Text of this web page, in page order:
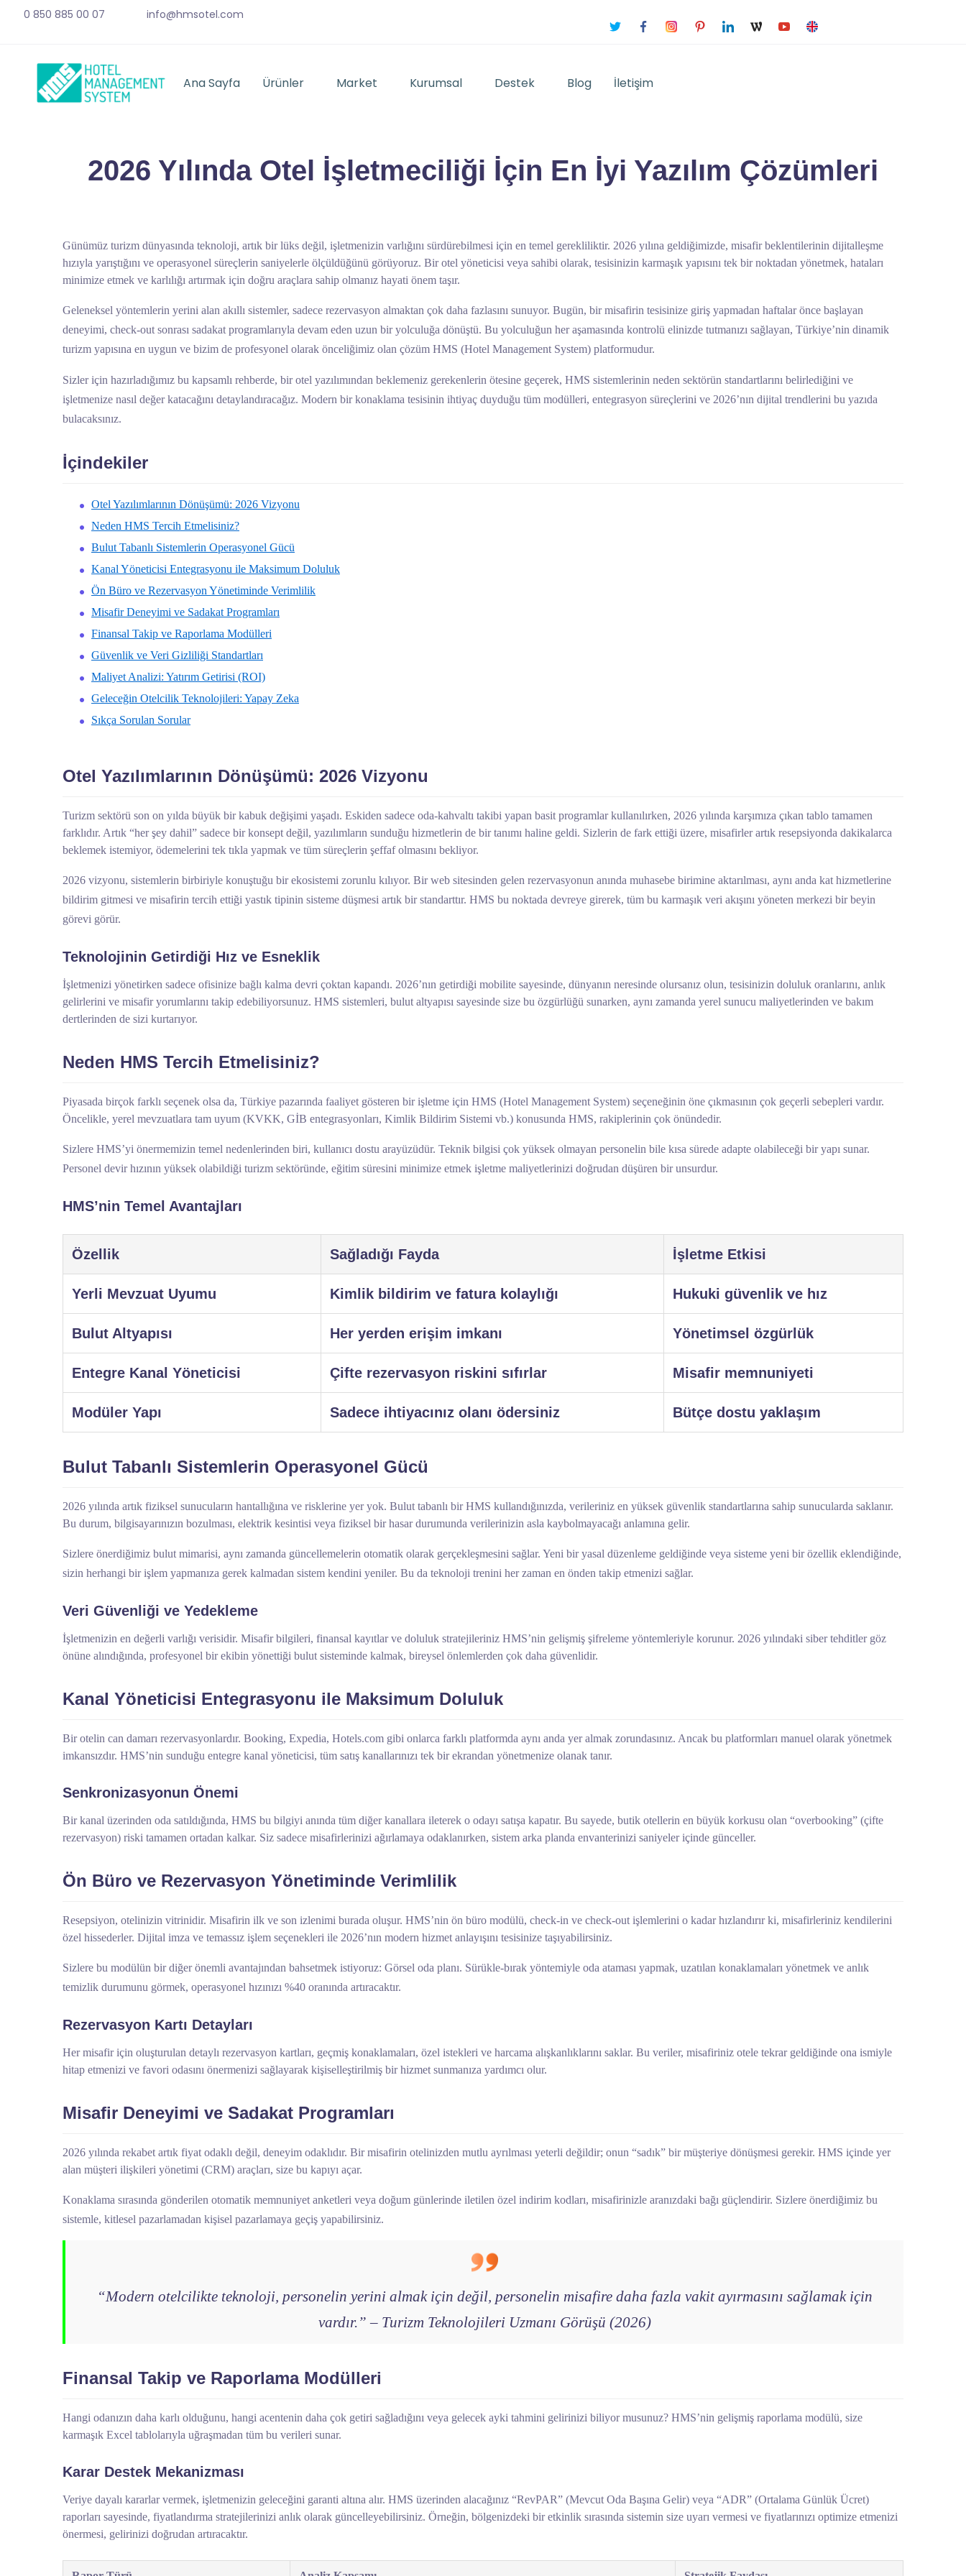
0 850 885 00 07 info@hmsotel.com
Ana Sayfa Ürünler Market Kurumsal Destek Blog İletişim
2026 Yılında Otel İşletmeciliği İçin En İyi Yazılım Çözümleri
Günümüz turizm dünyasında teknoloji, artık bir lüks değil, işletmenizin varlığını sürdürebilmesi için en temel gerekliliktir. 2026 yılına geldiğimizde, misafir beklentilerinin dijitalleşme
hızıyla yarıştığını ve operasyonel süreçlerin saniyelerle ölçüldüğünü görüyoruz. Bir otel yöneticisi veya sahibi olarak, tesisinizin karmaşık yapısını tek bir noktadan yönetmek, hataları
minimize etmek ve karlılığı artırmak için doğru araçlara sahip olmanız hayati önem taşır.
Geleneksel yöntemlerin yerini alan akıllı sistemler, sadece rezervasyon almaktan çok daha fazlasını sunuyor. Bugün, bir misafirin tesisinize giriş yapmadan haftalar önce başlayan
deneyimi, check-out sonrası sadakat programlarıyla devam eden uzun bir yolculuğa dönüştü. Bu yolculuğun her aşamasında kontrolü elinizde tutmanızı sağlayan, Türkiye’nin dinamik
turizm yapısına en uygun ve bizim de profesyonel olarak önceliğimiz olan çözüm HMS (Hotel Management System) platformudur.
Sizler için hazırladığımız bu kapsamlı rehberde, bir otel yazılımından beklemeniz gerekenlerin ötesine geçerek, HMS sistemlerinin neden sektörün standartlarını belirlediğini ve
işletmenize nasıl değer katacağını detaylandıracağız. Modern bir konaklama tesisinin ihtiyaç duyduğu tüm modülleri, entegrasyon süreçlerini ve 2026’nın dijital trendlerini bu yazıda
bulacaksınız.
İçindekiler
Otel Yazılımlarının Dönüşümü: 2026 Vizyonu
Neden HMS Tercih Etmelisiniz?
Bulut Tabanlı Sistemlerin Operasyonel Gücü
Kanal Yöneticisi Entegrasyonu ile Maksimum Doluluk
Ön Büro ve Rezervasyon Yönetiminde Verimlilik
Misafir Deneyimi ve Sadakat Programları
Finansal Takip ve Raporlama Modülleri
Güvenlik ve Veri Gizliliği Standartları
Maliyet Analizi: Yatırım Getirisi (ROI)
Geleceğin Otelcilik Teknolojileri: Yapay Zeka
Sıkça Sorulan Sorular
Otel Yazılımlarının Dönüşümü: 2026 Vizyonu
Turizm sektörü son on yılda büyük bir kabuk değişimi yaşadı. Eskiden sadece oda-kahvaltı takibi yapan basit programlar kullanılırken, 2026 yılında karşımıza çıkan tablo tamamen
farklıdır. Artık “her şey dahil” sadece bir konsept değil, yazılımların sunduğu hizmetlerin de bir tanımı haline geldi. Sizlerin de fark ettiği üzere, misafirler artık resepsiyonda dakikalarca
beklemek istemiyor, ödemelerini tek tıkla yapmak ve tüm süreçlerin şeffaf olmasını bekliyor.
2026 vizyonu, sistemlerin birbiriyle konuştuğu bir ekosistemi zorunlu kılıyor. Bir web sitesinden gelen rezervasyonun anında muhasebe birimine aktarılması, aynı anda kat hizmetlerine
bildirim gitmesi ve misafirin tercih ettiği yastık tipinin sisteme düşmesi artık bir standarttır. HMS bu noktada devreye girerek, tüm bu karmaşık veri akışını yöneten merkezi bir beyin
görevi görür.
Teknolojinin Getirdiği Hız ve Esneklik
İşletmenizi yönetirken sadece ofisinize bağlı kalma devri çoktan kapandı. 2026’nın getirdiği mobilite sayesinde, dünyanın neresinde olursanız olun, tesisinizin doluluk oranlarını, anlık
gelirlerini ve misafir yorumlarını takip edebiliyorsunuz. HMS sistemleri, bulut altyapısı sayesinde size bu özgürlüğü sunarken, aynı zamanda yerel sunucu maliyetlerinden ve bakım
dertlerinden de sizi kurtarıyor.
Neden HMS Tercih Etmelisiniz?
Piyasada birçok farklı seçenek olsa da, Türkiye pazarında faaliyet gösteren bir işletme için HMS (Hotel Management System) seçeneğinin öne çıkmasının çok geçerli sebepleri vardır.
Öncelikle, yerel mevzuatlara tam uyum (KVKK, GİB entegrasyonları, Kimlik Bildirim Sistemi vb.) konusunda HMS, rakiplerinin çok önündedir.
Sizlere HMS’yi önermemizin temel nedenlerinden biri, kullanıcı dostu arayüzüdür. Teknik bilgisi çok yüksek olmayan personelin bile kısa sürede adapte olabileceği bir yapı sunar.
Personel devir hızının yüksek olabildiği turizm sektöründe, eğitim süresini minimize etmek işletme maliyetlerinizi doğrudan düşüren bir unsurdur.
HMS’nin Temel Avantajları
Özellik Sağladığı Fayda İşletme Etkisi
Yerli Mevzuat Uyumu Kimlik bildirim ve fatura kolaylığı Hukuki güvenlik ve hız
Bulut Altyapısı Her yerden erişim imkanı Yönetimsel özgürlük
Entegre Kanal Yöneticisi Çifte rezervasyon riskini sıfırlar Misafir memnuniyeti
Modüler Yapı Sadece ihtiyacınız olanı ödersiniz Bütçe dostu yaklaşım
Bulut Tabanlı Sistemlerin Operasyonel Gücü
2026 yılında artık fiziksel sunucuların hantallığına ve risklerine yer yok. Bulut tabanlı bir HMS kullandığınızda, verileriniz en yüksek güvenlik standartlarına sahip sunucularda saklanır.
Bu durum, bilgisayarınızın bozulması, elektrik kesintisi veya fiziksel bir hasar durumunda verilerinizin asla kaybolmayacağı anlamına gelir.
Sizlere önerdiğimiz bulut mimarisi, aynı zamanda güncellemelerin otomatik olarak gerçekleşmesini sağlar. Yeni bir yasal düzenleme geldiğinde veya sisteme yeni bir özellik eklendiğinde,
sizin herhangi bir işlem yapmanıza gerek kalmadan sistem kendini yeniler. Bu da teknoloji trenini her zaman en önden takip etmenizi sağlar.
Veri Güvenliği ve Yedekleme
İşletmenizin en değerli varlığı verisidir. Misafir bilgileri, finansal kayıtlar ve doluluk stratejileriniz HMS’nin gelişmiş şifreleme yöntemleriyle korunur. 2026 yılındaki siber tehditler göz
önüne alındığında, profesyonel bir ekibin yönettiği bulut sisteminde kalmak, bireysel önlemlerden çok daha güvenlidir.
Kanal Yöneticisi Entegrasyonu ile Maksimum Doluluk
Bir otelin can damarı rezervasyonlardır. Booking, Expedia, Hotels.com gibi onlarca farklı platformda aynı anda yer almak zorundasınız. Ancak bu platformları manuel olarak yönetmek
imkansızdır. HMS’nin sunduğu entegre kanal yöneticisi, tüm satış kanallarınızı tek bir ekrandan yönetmenize olanak tanır.
Senkronizasyonun Önemi
Bir kanal üzerinden oda satıldığında, HMS bu bilgiyi anında tüm diğer kanallara ileterek o odayı satışa kapatır. Bu sayede, butik otellerin en büyük korkusu olan “overbooking” (çifte
rezervasyon) riski tamamen ortadan kalkar. Siz sadece misafirlerinizi ağırlamaya odaklanırken, sistem arka planda envanterinizi saniyeler içinde günceller.
Ön Büro ve Rezervasyon Yönetiminde Verimlilik
Resepsiyon, otelinizin vitrinidir. Misafirin ilk ve son izlenimi burada oluşur. HMS’nin ön büro modülü, check-in ve check-out işlemlerini o kadar hızlandırır ki, misafirleriniz kendilerini
özel hissederler. Dijital imza ve temassız işlem seçenekleri ile 2026’nın modern hizmet anlayışını tesisinize taşıyabilirsiniz.
Sizlere bu modülün bir diğer önemli avantajından bahsetmek istiyoruz: Görsel oda planı. Sürükle-bırak yöntemiyle oda ataması yapmak, uzatılan konaklamaları yönetmek ve anlık
temizlik durumunu görmek, operasyonel hızınızı %40 oranında artıracaktır.
Rezervasyon Kartı Detayları
Her misafir için oluşturulan detaylı rezervasyon kartları, geçmiş konaklamaları, özel istekleri ve harcama alışkanlıklarını saklar. Bu veriler, misafiriniz otele tekrar geldiğinde ona ismiyle
hitap etmenizi ve favori odasını önermenizi sağlayarak kişiselleştirilmiş bir hizmet sunmanıza yardımcı olur.
Misafir Deneyimi ve Sadakat Programları
2026 yılında rekabet artık fiyat odaklı değil, deneyim odaklıdır. Bir misafirin otelinizden mutlu ayrılması yeterli değildir; onun “sadık” bir müşteriye dönüşmesi gerekir. HMS içinde yer
alan müşteri ilişkileri yönetimi (CRM) araçları, size bu kapıyı açar.
Konaklama sırasında gönderilen otomatik memnuniyet anketleri veya doğum günlerinde iletilen özel indirim kodları, misafirinizle aranızdaki bağı güçlendirir. Sizlere önerdiğimiz bu
sistemle, kitlesel pazarlamadan kişisel pazarlamaya geçiş yapabilirsiniz.
“Modern otelcilikte teknoloji, personelin yerini almak için değil, personelin misafire daha fazla vakit ayırmasını sağlamak için
vardır.” – Turizm Teknolojileri Uzmanı Görüşü (2026)
Finansal Takip ve Raporlama Modülleri
Hangi odanızın daha karlı olduğunu, hangi acentenin daha çok getiri sağladığını veya gelecek ayki tahmini gelirinizi biliyor musunuz? HMS’nin gelişmiş raporlama modülü, size
karmaşık Excel tablolarıyla uğraşmadan tüm bu verileri sunar.
Karar Destek Mekanizması
Veriye dayalı kararlar vermek, işletmenizin geleceğini garanti altına alır. HMS üzerinden alacağınız “RevPAR” (Mevcut Oda Başına Gelir) veya “ADR” (Ortalama Günlük Ücret)
raporları sayesinde, fiyatlandırma stratejilerinizi anlık olarak güncelleyebilirsiniz. Örneğin, bölgenizdeki bir etkinlik sırasında sistemin size uyarı vermesi ve fiyatlarınızı optimize etmenizi
önermesi, gelirinizi doğrudan artıracaktır.